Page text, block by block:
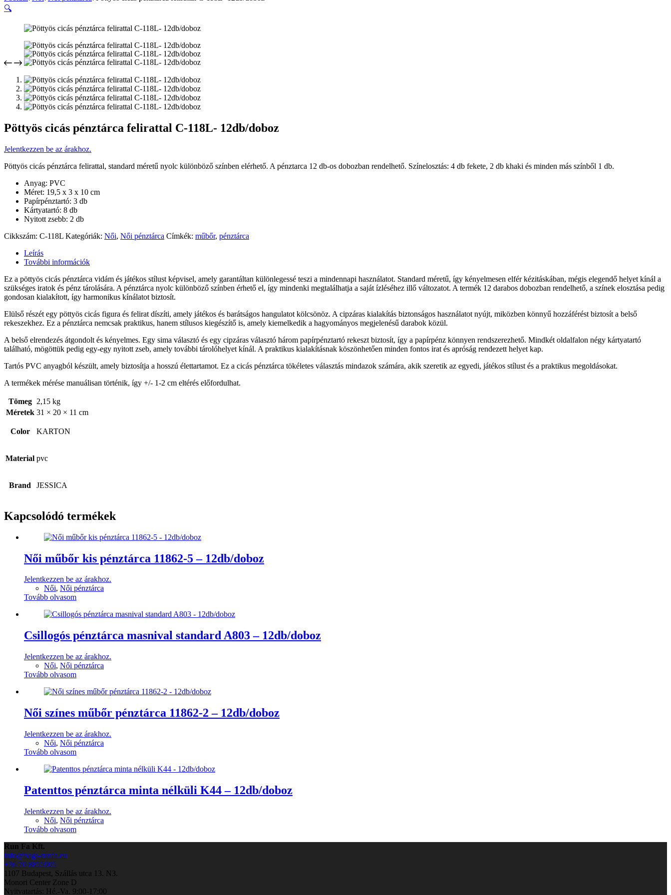
🔍
Pöttyös cicás pénztárca felirattal C-118L- 12db/doboz
Jelentkezzen be az árakhoz.
Pöttyös cicás pénztárca felirattal, standard méretű nyolc különböző színben elérhető. A pénztarca 12 db-os dobozban rendelhető. Színelosztás: 4 db fekete, 2 db khaki és minden más színből 1 db.
Anyag: PVC
Méret: 19,5 x 3 x 10 cm
Papírpénztartó: 3 db
Kártyatartó: 8 db
Nyitott zsebb: 2 db
Cikkszám: C-118L Kategóriák: Női, Női pénztárca Címkék: műbőr, pénztárca
Leírás
További információk
Ez a pöttyös cicás pénztárca vidám és játékos stílust képvisel, amely garantáltan különlegessé teszi a mindennapi használatot. Standard méretű, így kényelmesen elfér kézitáskában, mégis elegendő helyet kínál a
szükséges iratok és pénz tárolására. A pénztárca nyolc különböző színben érhető el, így mindenki megtalálhatja a saját ízléséhez illő változatot. A termék 12 darabos dobozban rendelhető, a színek elosztása pedig
gondosan kialakított, így harmonikus kínálatot biztosít.
Elülső részét egy pöttyös cicás figura és felirat díszíti, amely játékos és barátságos hangulatot kölcsönöz. A cipzáras kialakítás biztonságos használatot nyújt, miközben könnyű hozzáférést biztosít a belső
rekeszekhez. Ez a pénztárca nemcsak praktikus, hanem stílusos kiegészítő is, amely kiemelkedik a hagyományos megjelenésű darabok közül.
A belső elrendezés átgondolt és kényelmes. Egy sima választó és egy cipzáras választó három papírpénztartó rekeszt biztosít, így a papírpénz könnyen rendszerezhető. Mindkét oldalfalon négy kártyatartó
található, mögöttük pedig egy-egy nyitott zseb, amely további tárolóhelyet kínál. A praktikus kialakításnak köszönhetően minden fontos irat és apróság rendezett helyet kap.
Tartós PVC anyagból készült, amely biztosítja a hosszú élettartamot. Ez a cicás pénztárca tökéletes választás mindazok számára, akik szeretik az egyedi, játékos stílust és a praktikus megoldásokat.
A termékek mérése manuálisan történik, így +/- 1-2 cm eltérés előfordulhat.
Tömeg
2,15 kg
Méretek 31 × 20 × 11 cm
Color KARTON
Material pvc
Brand JESSICA
Kapcsolódó termékek
Női műbőr kis pénztárca 11862-5 – 12db/doboz
Jelentkezzen be az árakhoz.
Női, Női pénztárca
Tovább olvasom
Csillogós pénztárca masnival standard A803 – 12db/doboz
Jelentkezzen be az árakhoz.
Női, Női pénztárca
Tovább olvasom
Női színes műbőr pénztárca 11862-2 – 12db/doboz
Jelentkezzen be az árakhoz.
Női, Női pénztárca
Tovább olvasom
Patenttos pénztárca minta nélküli K44 – 12db/doboz
Jelentkezzen be az árakhoz.
Női, Női pénztárca
Tovább olvasom
Run Fa Kft.
info@bags-runfa.eu
+36 70 8855905
1107 Budapest, Szállás utca 13. N3.
Monori Center Zone D
Nyitvatartás: Hé.-Va. 9:00-17:00